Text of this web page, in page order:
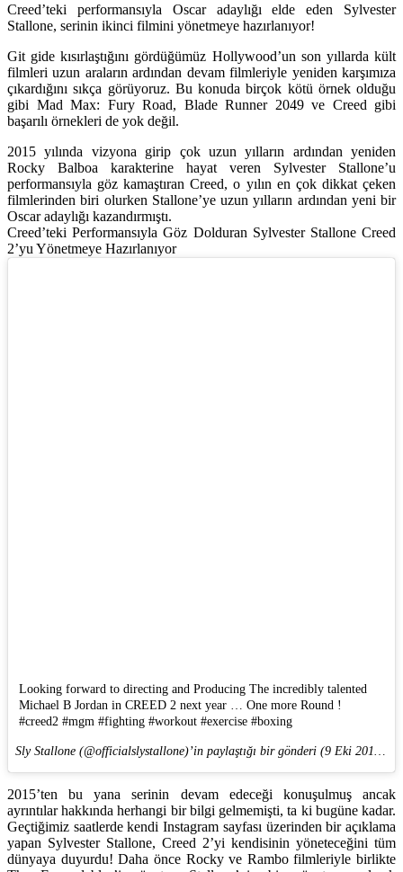
Creed’teki performansıyla Oscar adaylığı elde eden Sylvester
Stallone, serinin ikinci filmini yönetmeye hazırlanıyor!
Git gide kısırlaştığını gördüğümüz Hollywood’un son yıllarda kült
filmleri uzun araların ardından devam filmleriyle yeniden karşımıza
çıkardığını sıkça görüyoruz. Bu konuda birçok kötü örnek olduğu
gibi Mad Max: Fury Road, Blade Runner 2049 ve Creed gibi
başarılı örnekleri de yok değil.
2015 yılında vizyona girip çok uzun yılların ardından yeniden
Rocky Balboa karakterine hayat veren Sylvester Stallone’u
performansıyla göz kamaştıran Creed, o yılın en çok dikkat çeken
filmlerinden biri olurken Stallone’ye uzun yılların ardından yeni bir
Oscar adaylığı kazandırmıştı.
Creed’teki Performansıyla Göz Dolduran Sylvester Stallone Creed
2’yu Yönetmeye Hazırlanıyor
Looking forward to directing and Producing The incredibly talented
Michael B Jordan in CREED 2 next year … One more Round !
#creed2 #mgm #fighting #workout #exercise #boxing
Sly Stallone (@officialslystallone)’in paylaştığı bir gönderi (9 Eki 2017, 17:59 PDT
2015’ten bu yana serinin devam edeceği konuşulmuş ancak
ayrıntılar hakkında herhangi bir bilgi gelmemişti, ta ki bugüne kadar.
Geçtiğimiz saatlerde kendi Instagram sayfası üzerinden bir açıklama
yapan Sylvester Stallone, Creed 2’yi kendisinin yöneteceğini tüm
dünyaya duyurdu! Daha önce Rocky ve Rambo filmleriyle birlikte